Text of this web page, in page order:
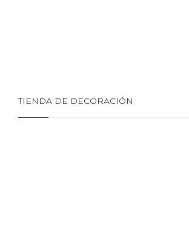
TIENDA DE DECORACIÓN